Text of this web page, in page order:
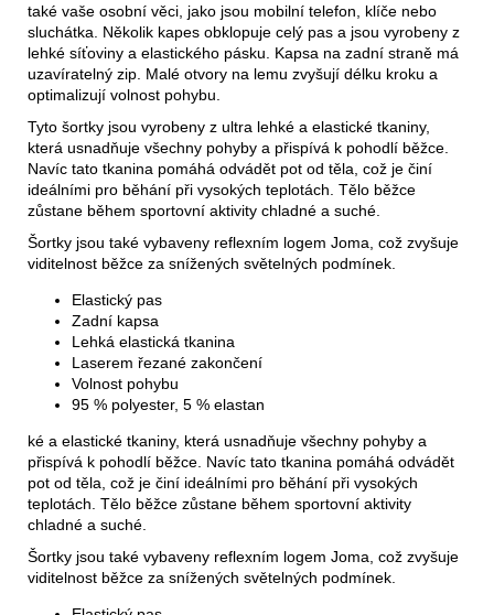
také vaše osobní věci, jako jsou mobilní telefon, klíče nebo
sluchátka. Několik kapes obklopuje celý pas a jsou vyrobeny z
lehké síťoviny a elastického pásku. Kapsa na zadní straně má
uzavíratelný zip. Malé otvory na lemu zvyšují délku kroku a
optimalizují volnost pohybu.
Tyto šortky jsou vyrobeny z ultra lehké a elastické tkaniny,
která usnadňuje všechny pohyby a přispívá k pohodlí běžce.
Navíc tato tkanina pomáhá odvádět pot od těla, což je činí
ideálními pro běhání při vysokých teplotách. Tělo běžce
zůstane během sportovní aktivity chladné a suché.
Šortky jsou také vybaveny reflexním logem Joma, což zvyšuje
viditelnost běžce za snížených světelných podmínek.
Elastický pas
Zadní kapsa
Lehká elastická tkanina
Laserem řezané zakončení
Volnost pohybu
95 % polyester, 5 % elastan
ké a elastické tkaniny, která usnadňuje všechny pohyby a
přispívá k pohodlí běžce. Navíc tato tkanina pomáhá odvádět
pot od těla, což je činí ideálními pro běhání při vysokých
teplotách. Tělo běžce zůstane během sportovní aktivity
chladné a suché.
Šortky jsou také vybaveny reflexním logem Joma, což zvyšuje
viditelnost běžce za snížených světelných podmínek.